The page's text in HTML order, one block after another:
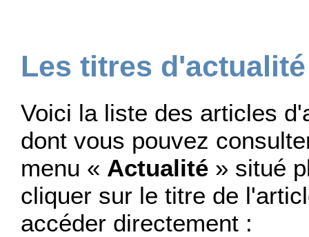
Les titres d'actualité
Voici la liste des articles
dont vous pouvez
menu « Actualité » situé
cliquer sur le titre de
accéder directement :